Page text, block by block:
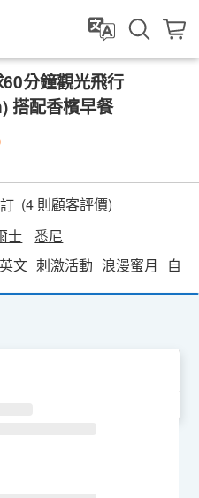
分鐘觀光飛行
搭配香檳早餐
(4 則顧客評價)
士
悉尼
英文 刺激活動 浪漫蜜月 自